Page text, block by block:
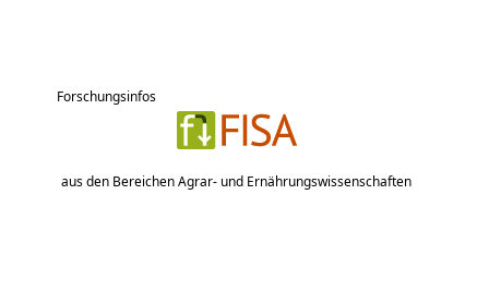
Forschungsinfos
aus den Bereichen Agrar- und Ernährungswissenschaften